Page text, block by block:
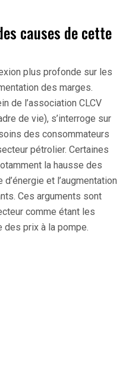
causes de cette
plus profonde sur les
des marges.
de l’association CLCV
de vie), s’interroge sur
des consommateurs
pétrolier. Certaines
la hausse des
et l’augmentation
Ces arguments sont
comme étant les
des prix à la pompe.